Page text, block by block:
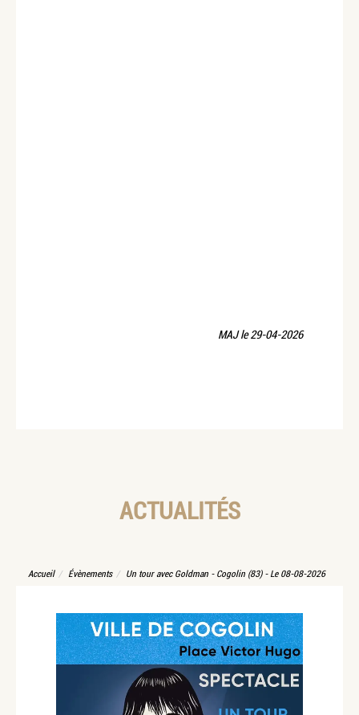
MAJ le 29-04-2026
ACTUALITÉS
Accueil Évènements Un tour avec Goldman - Cogolin (83) - Le 08-08-2026